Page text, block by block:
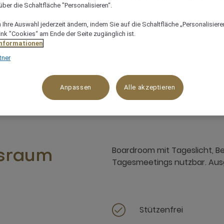
zu 11 Gäste Ideal für geschäftliche
Boardroom mit Tageslicht,
Tagesmeetings nutzbar.
Stützenfrei
die Schaltfläche "Personalisieren“.
Ihre Auswahl jederzeit ändern, indem Sie auf die Schaltfläche
"Cookies“ am Ende der Seite zugänglich ist.
Anpassen Alle akzeptieren